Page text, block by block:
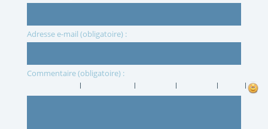
Adresse e-mail (obligatoire) :
Commentaire (obligatoire) :